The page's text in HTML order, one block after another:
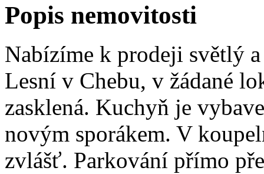
Popis nemovitosti
Nabízíme k prodeji světlý
Lesní v Chebu, v žádané
zasklená. Kuchyň je
novým sporákem. V
zvlášť. Parkování přímo